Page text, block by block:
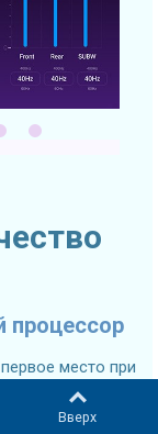
процессор
место при
SMARTY
оснащено
Вверх